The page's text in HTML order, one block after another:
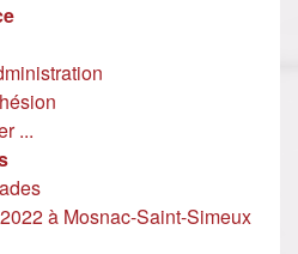
...
à Mosnac-Saint-Simeux